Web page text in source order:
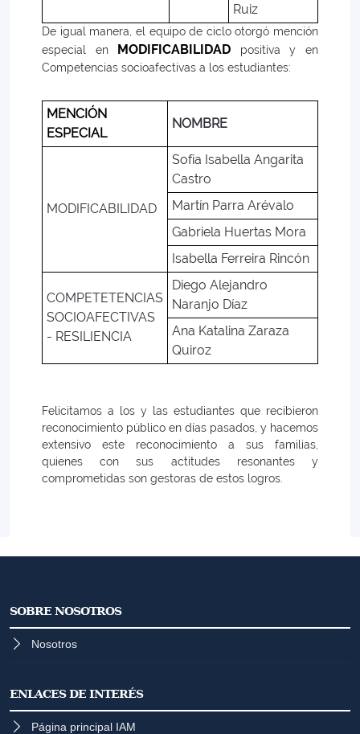
Ruiz
De igual manera, el equipo de ciclo otorgó mención
especial en MODIFICABILIDAD positiva y en
Competencias socioafectivas a los estudiantes:
MENCIÓN
ESPECIAL
NOMBRE
MODIFICABILIDAD
Sofía Isabella Angarita
Castro
Martín Parra Arévalo
Gabriela Huertas Mora
Isabella Ferreira Rincón
COMPETETENCIAS
SOCIOAFECTIVAS
- RESILIENCIA
Diego Alejandro
Naranjo Díaz
Ana Katalina Zaraza
Quiroz
Felicitamos a los y las estudiantes que recibieron
reconocimiento público en días pasados, y hacemos
extensivo este reconocimiento a sus familias,
quienes con sus actitudes resonantes y
comprometidas son gestoras de estos logros.
SOBRE NOSOTROS
Nosotros
ENLACES DE INTERÉS
Página principal IAM